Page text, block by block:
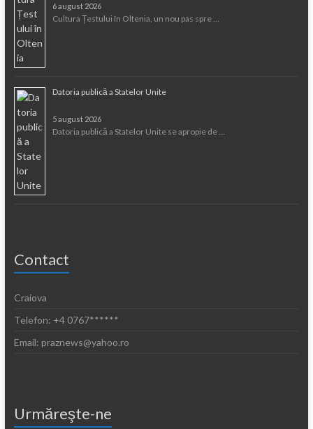
6 august 2026
Cultura Țestului în Oltenia, un nou pas spre …
Datoria publică a Statelor Unite
5 august 2026
Datoria publică a Statelor Unite se apropie de …
Contact
Craiova
Telefon: +4 0767******
Email: praznews@yahoo.ro
Urmăreşte-ne